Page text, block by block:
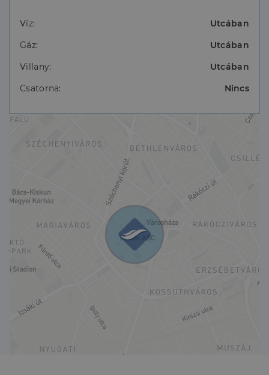
Víz:
Utcában
Gáz:
Utcában
Villany:
Utcában
Csatorna:
Nincs